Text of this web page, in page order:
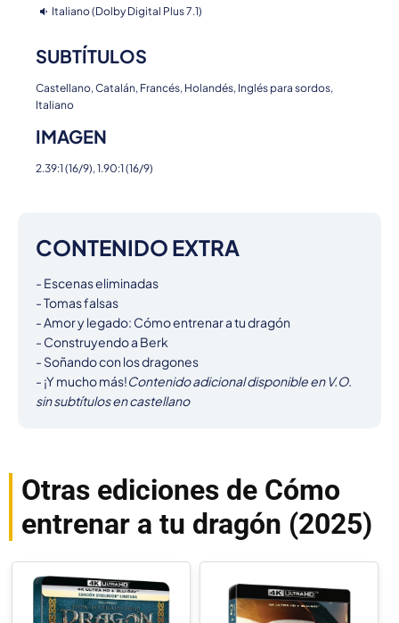
Italiano (Dolby Digital Plus 7.1)
SUBTÍTULOS
Castellano, Catalán, Francés, Holandés, Inglés para sordos,
Italiano
IMAGEN
2.39:1 (16/9), 1.90:1 (16/9)
CONTENIDO EXTRA
- Escenas eliminadas
- Tomas falsas
- Amor y legado: Cómo entrenar a tu dragón
- Construyendo a Berk
- Soñando con los dragones
- ¡Y mucho más!Contenido adicional disponible en V.O.
sin subtítulos en castellano
Otras ediciones de Cómo
entrenar a tu dragón (2025)